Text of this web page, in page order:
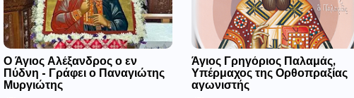
Ο Άγιος Αλέξανδρος ο εν
Πύδνη - Γράφει ο Παναγιώτης
Μυργιώτης
Άγιος Γρηγόριος Παλαμάς,
Υπέρμαχος της Ορθοπραξίας
αγωνιστής